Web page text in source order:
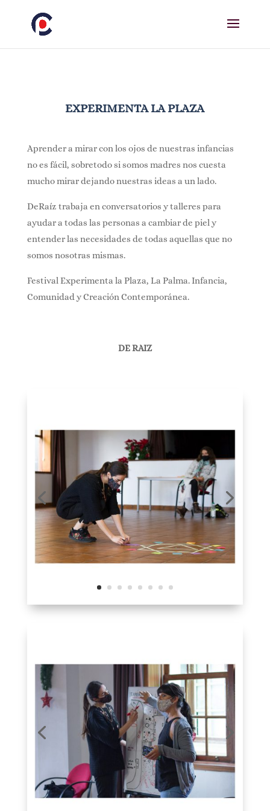
EXPERIMENTA LA PLAZA
Aprender a mirar con los ojos de nuestras infancias
no es fácil, sobretodo si somos madres nos cuesta
mucho mirar dejando nuestras ideas a un lado.
DeRaíz trabaja en conversatorios y talleres para
ayudar a todas las personas a cambiar de piel y
entender las necesidades de todas aquellas que no
somos nosotras mismas.
Festival Experimenta la Plaza, La Palma. Infancia,
Comunidad y Creación Contemporánea.
DE RAIZ